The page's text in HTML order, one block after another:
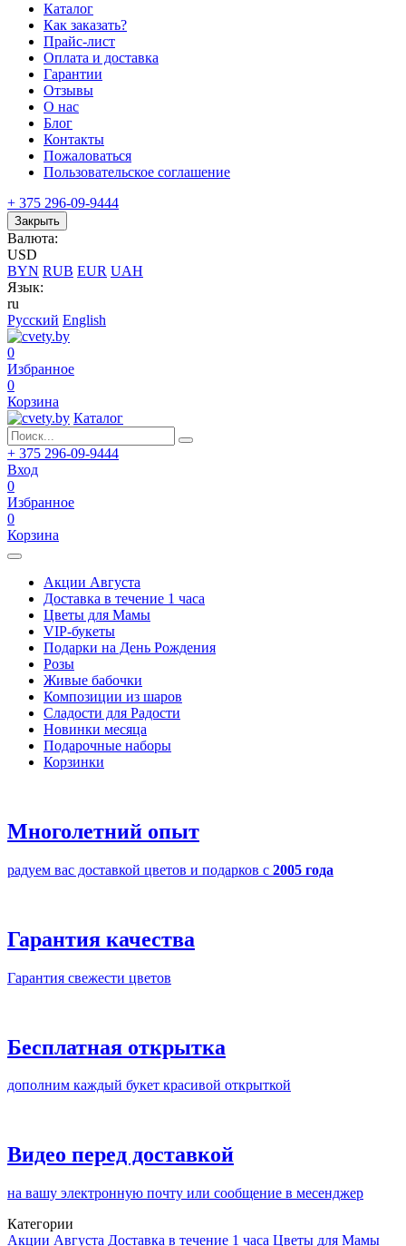
Каталог
Как заказать?
Прайс-лист
Оплата и доставка
Гарантии
Отзывы
О нас
Блог
Контакты
Пожаловаться
Пользовательское соглашение
+ 375 296-09-9444
Закрыть
Валюта:
USD
BYN RUB EUR UAH
Язык:
ru
Русский English
0
Избранное
0
Корзина
Каталог
+ 375 296-09-9444
Вход
0
Избранное
0
Корзина
Акции Августа
Доставка в течение 1 часа
Цветы для Мамы
VIP-букеты
Подарки на День Рождения
Розы
Живые бабочки
Композиции из шаров
Cладости для Радости
Новинки месяца
Подарочные наборы
Корзинки
Многолетний опыт
радуем вас доставкой цветов и подарков с 2005 года
Гарантия качества
Гарантия свежести цветов
Бесплатная открытка
дополним каждый букет красивой открыткой
Видео перед доставкой
на вашу электронную почту или сообщение в месенджер
Категории
Акции Августа Доставка в течение 1 часа Цветы для Мамы